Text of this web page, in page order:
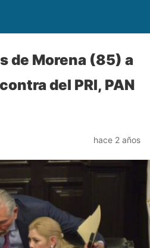
de Morena (85) a
del PRI, PAN
hace 2 años